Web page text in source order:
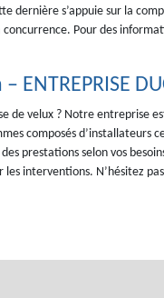
dernière s’appuie sur la
Pour des
ENTREPRISE
de velux ? Notre entreprise
composés d’installateurs
prestations selon vos
les interventions. N’hésitez